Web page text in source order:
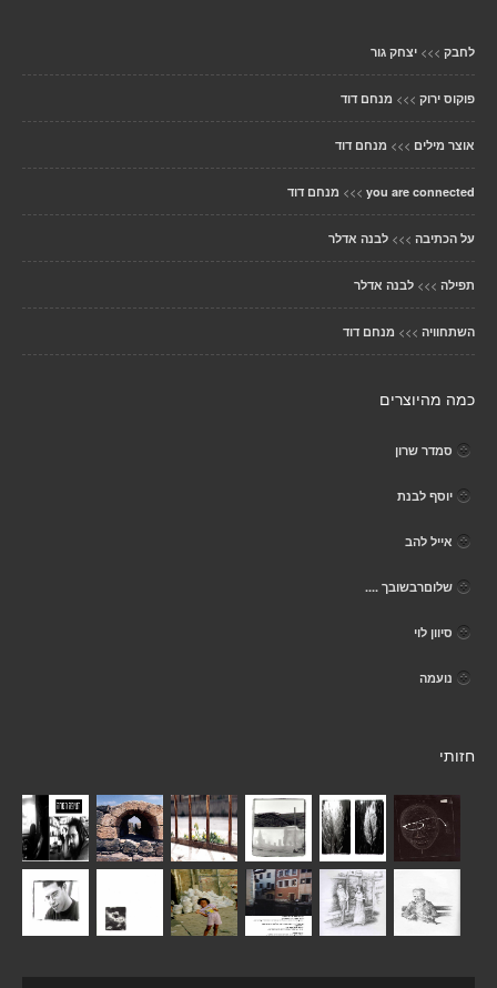
לחבק >>> יצחק גור
פוקוס ירוק >>> מנחם דוד
אוצר מילים >>> מנחם דוד
you are connected
>>> מנחם דוד
על הכתיבה >>> לבנה אדלר
תפילה >>> לבנה אדלר
השתחוויה >>> מנחם דוד
כמה מהיוצרים
סמדר שרון
יוסף לבנת
אייל להב
שלוםרבשובך ....
סיוון לוי
נועמה
חזותי